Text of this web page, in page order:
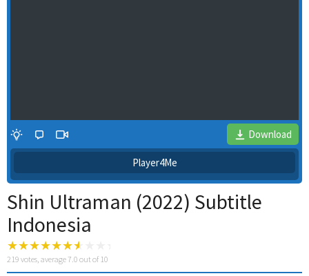
Download
Player4Me
Shin Ultraman (2022) Subtitle
Indonesia
219 votes, average7.0 out of 10